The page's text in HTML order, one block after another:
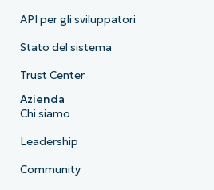
API per gli sviluppatori
Stato del sistema
Trust Center
Azienda
Chi siamo
Leadership
Community